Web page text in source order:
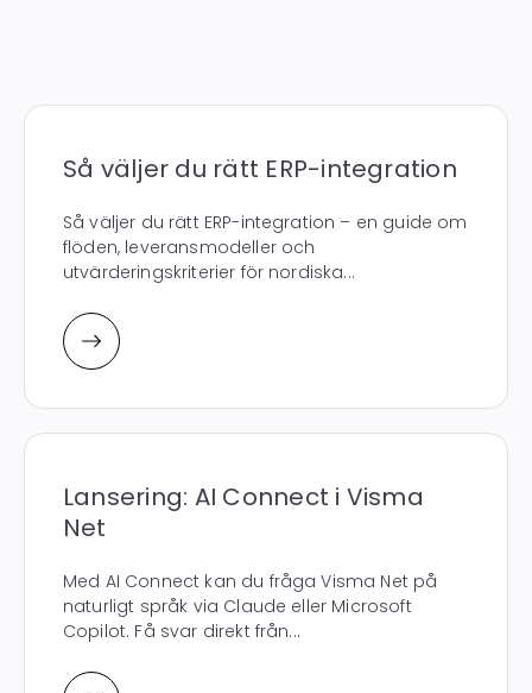
Så väljer du rätt ERP-integration
Så väljer du rätt ERP-integration – en guide om
flöden, leveransmodeller och
utvärderingskriterier för nordiska...
Lansering: AI Connect i Visma
Net
Med AI Connect kan du fråga Visma Net på
naturligt språk via Claude eller Microsoft
Copilot. Få svar direkt från...